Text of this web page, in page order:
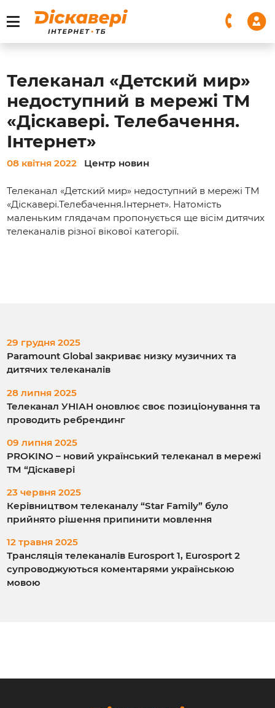
Телеканал «Детский мир»
недоступний в мережі ТМ
«Діскавері. Телебачення.
Інтернет»
08 квітня 2022 Центр новин
Телеканал «Детский мир» недоступний в мережі ТМ
«Діскавері.Телебачення.Інтернет». Натомість
маленьким глядачам пропонується ще вісім дитячих
телеканалів різної вікової категорії.
29 грудня 2025
Paramount Global закриває низку музичних та
дитячих телеканалів
28 липня 2025
Телеканал УНІАН оновлює своє позиціонування та
проводить ребрендинг
09 липня 2025
PROKINO – новий український телеканал в мережі
ТМ “Діскавері
23 червня 2025
Керівництвом телеканалу “Star Family” було
прийнято рішення припинити мовлення
12 травня 2025
Трансляція телеканалів Eurosport 1, Eurosport 2
супроводжуються коментарями українською
мовою